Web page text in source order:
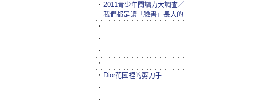
‧ 2011青少年閱讀力大調查／
我們都是讀「臉書」長大的
‧
‧
‧
‧
‧ Dior花園裡的剪刀手
‧
‧